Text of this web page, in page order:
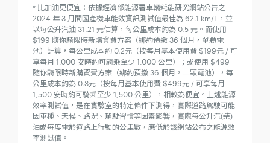
* 比加油更便宜：依據經濟部能源署車輛耗能研究網站公告之
2024 年 3 月間國產機車能效資訊測試值最佳為 62.1 km/L，並
以每公升汽油 31.21 元估算，每公里成本約為 0.5 元。而使用
$199 隨你騎限時新購資費方案（綁約預繳 36 個月，單顆電
池）計算，每公里成本約 0.2元（按每月基本使用費 $199元 / 可
享每月 1,000 安時約可騎乘至少 1,000 公里）；或使用 $499
隨你騎限時新購資費方案（綁約預繳 36 個月，二顆電池），每
公里成本約為 0.3元（按每月基本使用費 $499元 / 可享每月
1,500 安時約可騎乘至少 1,500 公里），相較為便宜。上述能源
效率測試值，是在實驗室的特定條件下測得，實際道路駕駛可能
因車種、天候、路況、駕駛習慣等因素影響，實際每公升汽(柴)
油或每度電於道路上行駛的公里數，應低於該網站公布之能源效
率測試值。